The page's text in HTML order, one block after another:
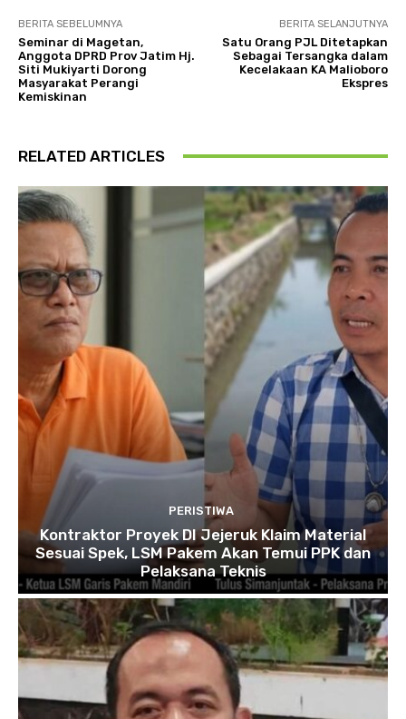
BERITA SEBELUMNYA
Seminar di Magetan,
Anggota DPRD Prov Jatim Hj.
Siti Mukiyarti Dorong
Masyarakat Perangi
Kemiskinan
BERITA SELANJUTNYA
Satu Orang PJL Ditetapkan
Sebagai Tersangka dalam
Kecelakaan KA Malioboro
Ekspres
RELATED ARTICLES
PERISTIWA
Kontraktor Proyek DI Jejeruk Klaim Material
Sesuai Spek, LSM Pakem Akan Temui PPK dan
Pelaksana Teknis